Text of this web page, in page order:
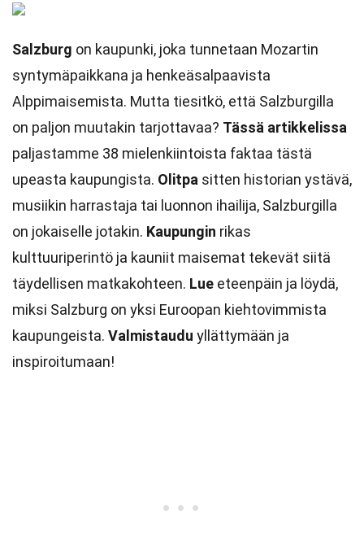
Salzburg on kaupunki, joka tunnetaan Mozartin
syntymäpaikkana ja henkeäsalpaavista
Alppimaisemista. Mutta tiesitkö, että Salzburgilla
on paljon muutakin tarjottavaa? Tässä artikkelissa
paljastamme 38 mielenkiintoista faktaa tästä
upeasta kaupungista. Olitpa sitten historian ystävä,
musiikin harrastaja tai luonnon ihailija, Salzburgilla
on jokaiselle jotakin. Kaupungin rikas
kulttuuriperintö ja kauniit maisemat tekevät siitä
täydellisen matkakohteen. Lue eteenpäin ja löydä,
miksi Salzburg on yksi Euroopan kiehtovimmista
kaupungeista. Valmistaudu yllättymään ja
inspiroitumaan!